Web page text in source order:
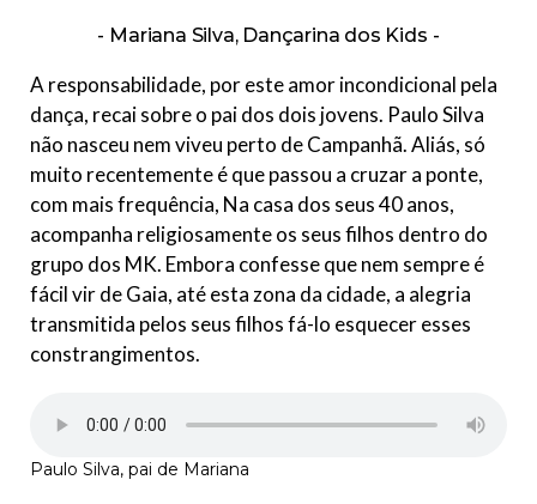
Mariana Silva, Dançarina dos Kids
A responsabilidade, por este amor incondicional pela
dança, recai sobre o pai dos dois jovens. Paulo Silva
não nasceu nem viveu perto de Campanhã. Aliás, só
muito recentemente é que passou a cruzar a ponte,
com mais frequência, Na casa dos seus 40 anos,
acompanha religiosamente os seus filhos dentro do
grupo dos MK. Embora confesse que nem sempre é
fácil vir de Gaia, até esta zona da cidade, a alegria
transmitida pelos seus filhos fá-lo esquecer esses
constrangimentos.
Paulo Silva, pai de Mariana